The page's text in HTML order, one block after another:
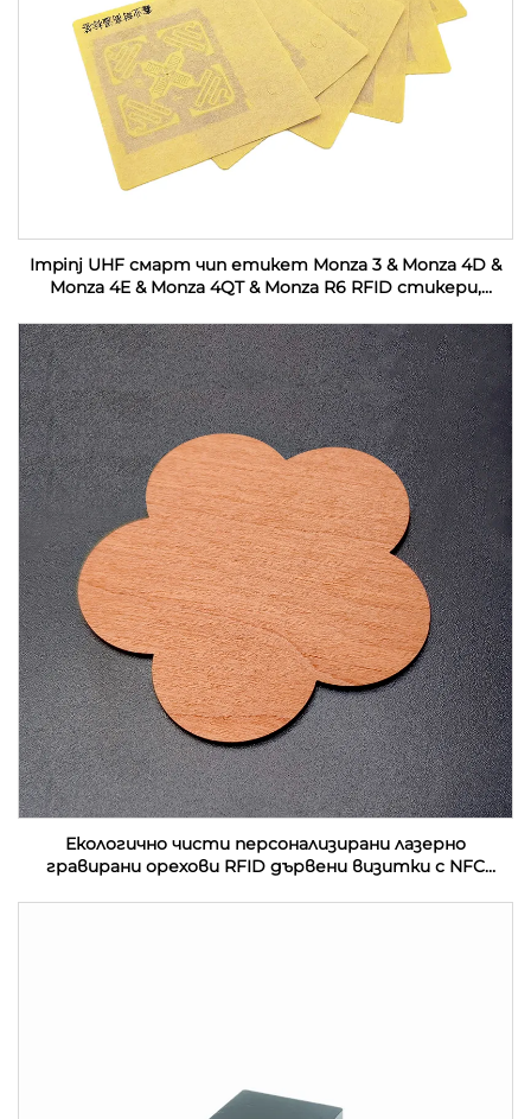
Impinj UHF смарт чип етикет Monza 3 & Monza 4D &
Monza 4E & Monza 4QT & Monza R6 RFID стикери,
Екологично чисти персонализирани лазерно
гравирани орехови RFID дървени визитки с NFC